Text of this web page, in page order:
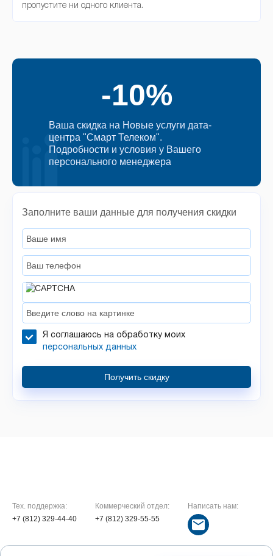
пропустите ни одного клиента.
-10%
Ваша скидка на Новые услуги дата-
центра "Смарт Телеком".
Подробности и условия у Вашего
персонального менеджера
Заполните ваши данные для получения скидки
Я соглашаюсь на обработку моих
персональных данных
Получить скидку
Тех. поддержка:
+7 (812) 329-44-40
Коммерческий отдел:
+7 (812) 329-55-55
Написать нам: